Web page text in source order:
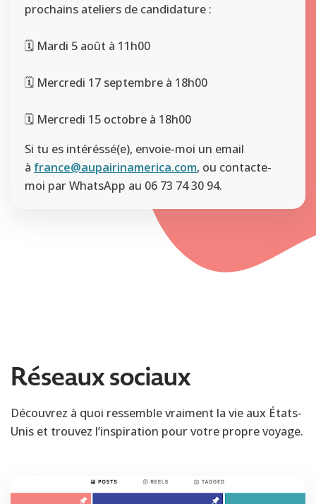
prochains ateliers de candidature :
🗓️ Mardi 5 août à 11h00
🗓️ Mercredi 17 septembre à 18h00
🗓️ Mercredi 15 octobre à 18h00
Si tu es intéréssé(e), envoie-moi un email
à france@aupairinamerica.com, ou contacte-
moi par WhatsApp au 06 73 74 30 94.
Réseaux sociaux
Découvrez à quoi ressemble vraiment la vie aux États-
Unis et trouvez l’inspiration pour votre propre voyage.